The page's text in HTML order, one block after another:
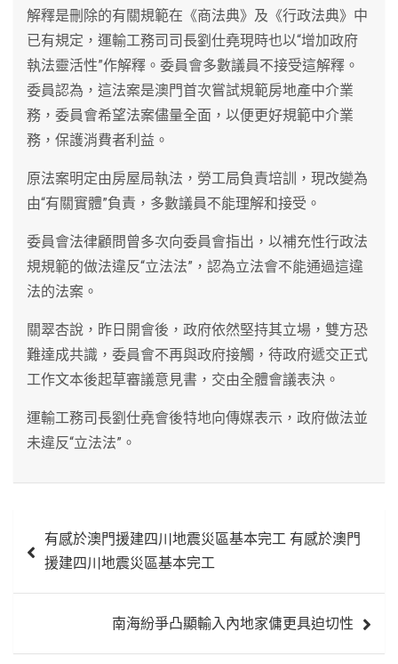
解釋是刪除的有關規範在《商法典》及《行政法典》中
已有規定，運輸工務司司長劉仕堯現時也以“增加政府
執法靈活性”作解釋。委員會多數議員不接受這解釋。
委員認為，這法案是澳門首次嘗試規範房地產中介業
務，委員會希望法案儘量全面，以便更好規範中介業
務，保護消費者利益。
原法案明定由房屋局執法，勞工局負責培訓，現改變為
由“有關實體”負責，多數議員不能理解和接受。
委員會法律顧問曾多次向委員會指出，以補充性行政法
規規範的做法違反“立法法”，認為立法會不能通過這違
法的法案。
關翠杏說，昨日開會後，政府依然堅持其立場，雙方恐
難達成共識，委員會不再與政府接觸，待政府遞交正式
工作文本後起草審議意見書，交由全體會議表決。
運輸工務司長劉仕堯會後特地向傳媒表示，政府做法並
未違反“立法法”。
章
有感於澳門援建四川地震災區基本完工 有感於澳門
援建四川地震災區基本完工
南海紛爭凸顯輸入內地家傭更具迫切性